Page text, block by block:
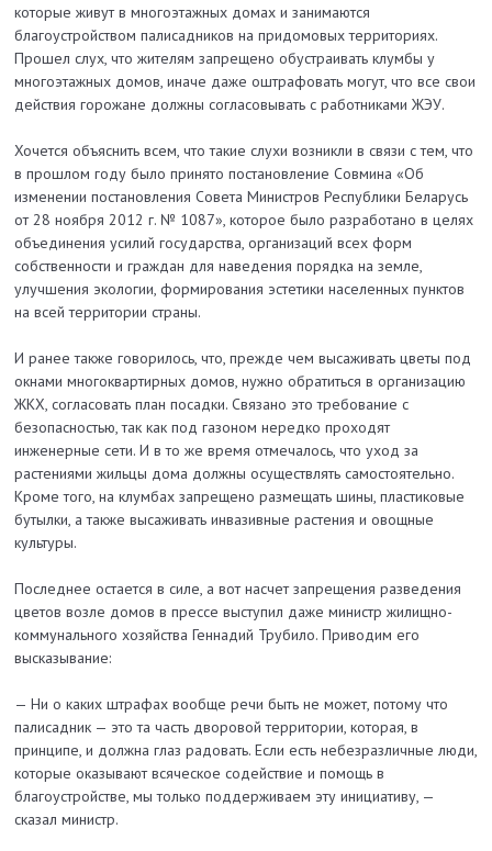
которые живут в многоэтажных домах и занимаются
благоустройством палисадников на придомовых территориях.
Прошел слух, что жителям запрещено обустраивать клумбы у
многоэтажных домов, иначе даже оштрафовать могут, что все свои
действия горожане должны согласовывать с работниками ЖЭУ.
Хочется объяснить всем, что такие слухи возникли в связи с тем, что
в прошлом году было принято постановление Совмина «Об
изменении постановления Совета Министров Республики Беларусь
от 28 ноября 2012 г. № 1087», которое было разработано в целях
объединения усилий государства, организаций всех форм
собственности и граждан для наведения порядка на земле,
улучшения экологии, формирования эстетики населенных пунктов
на всей территории страны.
И ранее также говорилось, что, прежде чем высаживать цветы под
окнами многоквартирных домов, нужно обратиться в организацию
ЖКХ, согласовать план посадки. Связано это требование с
безопасностью, так как под газоном нередко проходят
инженерные сети. И в то же время отмечалось, что уход за
растениями жильцы дома должны осуществлять самостоятельно.
Кроме того, на клумбах запрещено размещать шины, пластиковые
бутылки, а также высаживать инвазивные растения и овощные
культуры.
Последнее остается в силе, а вот насчет запрещения разведения
цветов возле домов в прессе выступил даже министр жилищно-
коммунального хозяйства Геннадий Трубило. Приводим его
высказывание:
— Ни о каких штрафах вообще речи быть не может, потому что
палисадник — это та часть дворовой территории, которая, в
принципе, и должна глаз радовать. Если есть небезразличные люди,
которые оказывают всяческое содействие и помощь в
благоустройстве, мы только поддерживаем эту инициативу, —
сказал министр.